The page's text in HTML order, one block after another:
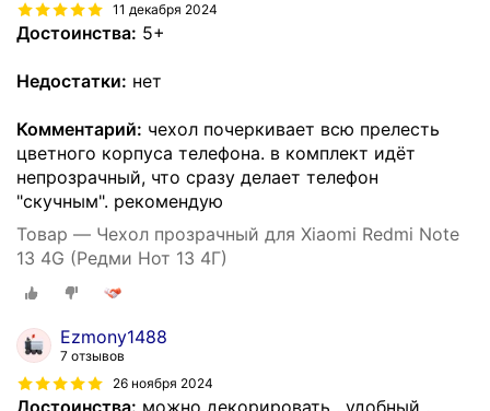
11 декабря 2024
Достоинства: 5+
Недостатки: нет
Комментарий: чехол почеркивает всю прелесть
цветного корпуса телефона. в комплект идёт
непрозрачный, что сразу делает телефон
"скучным". рекомендую
Товар — Чехол прозрачный для Xiaomi Redmi Note
13 4G (Редми Нот 13 4Г)
Ezmony1488
7 отзывов
26 ноября 2024
Достоинства: можно декорировать , удобный ,